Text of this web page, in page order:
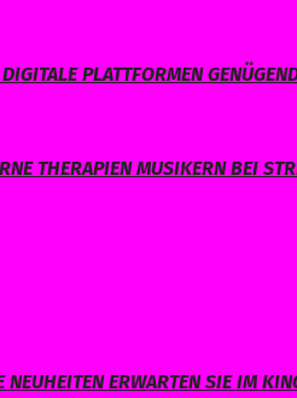
PLATTFORMEN
THERAPIEN MUSIKERN BEI
ERWARTEN SIE IM